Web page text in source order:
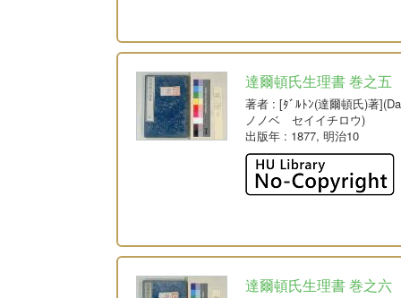
達爾頓氏生理書 巻之五
著者 : [ﾀﾞﾙﾄﾝ(達爾頓氏)著
ノノベ セイイチロウ)
出版年 : 1877, 明治10
達爾頓氏生理書 巻之六